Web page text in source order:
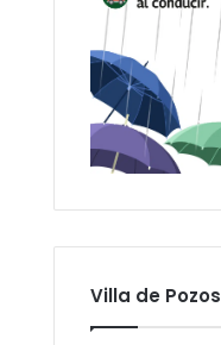
Villa de Pozos